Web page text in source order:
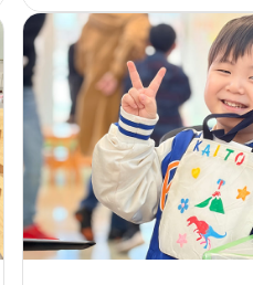
今回は、日比谷音楽祭の電力
うために設置された移動式発
ム、「Moving-e」の車内を
ョップを開催しました。
音楽と人が集うにぎやかな会
の子どもたちがアップサイク
として、Moving-eの車内とい
活かした取り組みとなりまし